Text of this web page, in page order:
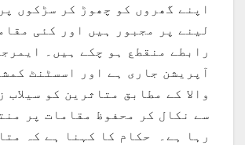
اپنے گھروں کو چھوڑ کر سڑکوں
لینے پر مجبور ہیں اور کئی
رابطے منقطع ہو چکے ہیں۔
آپریشن جاری ہے اور اسسٹنٹ
والا کے مطابق متاثرین کو سیلاب
سے نکال کر محفوظ مقامات پر
رہا ہے۔ حکام کا کہنا ہے کہ